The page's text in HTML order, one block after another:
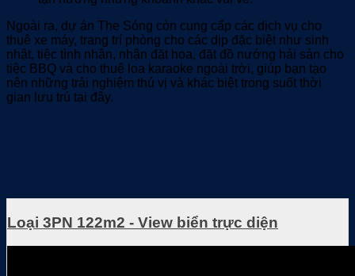
Ngoài ra, dự án The Sóng còn cung cấp các dịch vụ cho
thuê xe máy, trang trí phòng cho các dịp đặc biệt như sinh
nhật, tiệc tình nhân, nhận đặt hoa, đặt đồ nướng hải sản cho
tiệc BBQ và cho thuê loa karaoke ngoài trời, giúp bạn tạo
nên những trải nghiệm thú vị và khác biệt trong suốt thời
gian lưu trú tại đây.
Loại 3PN 122m2 - View biển trực diện